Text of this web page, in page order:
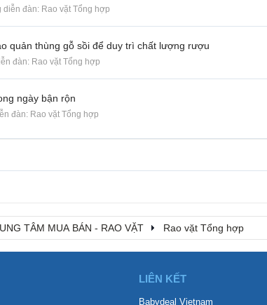
diễn đàn: Rao vặt Tổng hợp
quản thùng gỗ sồi để duy trì chất lượng rượu
đàn: Rao vặt Tổng hợp
ngày bận rộn
đàn: Rao vặt Tổng hợp
TÂM MUA BÁN - RAO VẶT Rao vặt Tổng hợp
LIÊN KẾT
Babydeal Vietnam